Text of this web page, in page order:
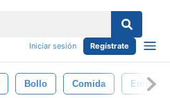
Iniciar sesión Regístrate
Bollo Comida